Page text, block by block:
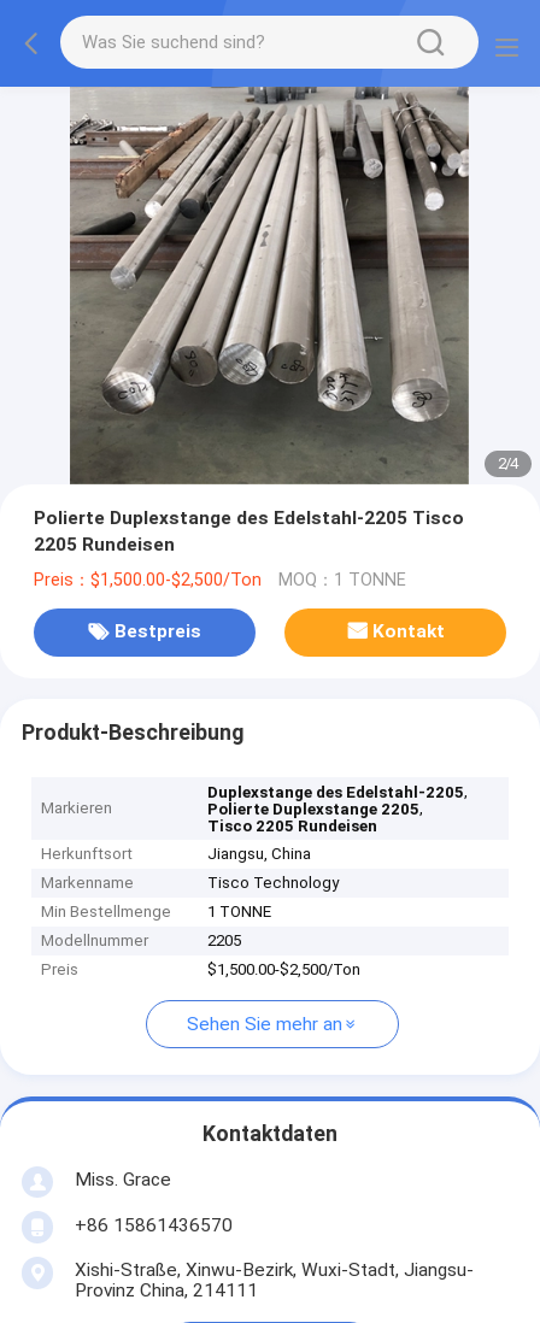
2/4
Polierte Duplexstange des Edelstahl-2205 Tisco
2205 Rundeisen
Preis：$1,500.00-$2,500/Ton MOQ：1 TONNE
Bestpreis Kontakt
Produkt-Beschreibung
Markieren
Duplexstange des Edelstahl-2205,
Polierte Duplexstange 2205,
Tisco 2205 Rundeisen
Herkunftsort
Jiangsu, China
Markenname
Tisco Technology
Min Bestellmenge
1 TONNE
Modellnummer
2205
Preis
$1,500.00-$2,500/Ton
Sehen Sie mehr an
Kontaktdaten
Miss. Grace
+86 15861436570
Xishi-Straße, Xinwu-Bezirk, Wuxi-Stadt, Jiangsu-
Provinz China, 214111